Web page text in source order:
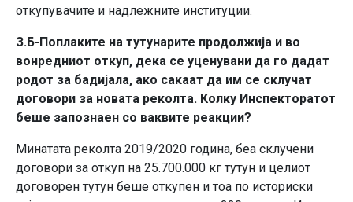
откупувачите и надлежните институции.
З.Б-Поплаките на тутунарите продолжија и во
вонредниот откуп, дека се уценувани да го дадат
родот за бадијала, ако сакаат да им се склучат
договори за новата реколта. Колку Инспекторатот
беше запознаен со ваквите реакции?
Минатата реколта 2019/2020 година, беа склучени
договори за откуп на 25.700.000 кг тутун и целиот
договорен тутун беше откупен и тоа по историски